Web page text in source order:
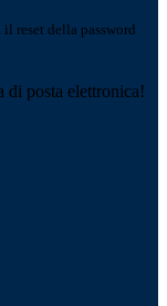
reset della password
di posta elettronica!